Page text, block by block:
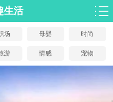
生活
场 母婴 时尚
游 情感 宠物